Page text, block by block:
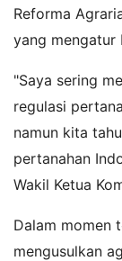
Reforma
yang mengatur
"Saya sering
regulasi
namun kita
pertanahan
Wakil Ketua
Dalam momen
mengusulkan